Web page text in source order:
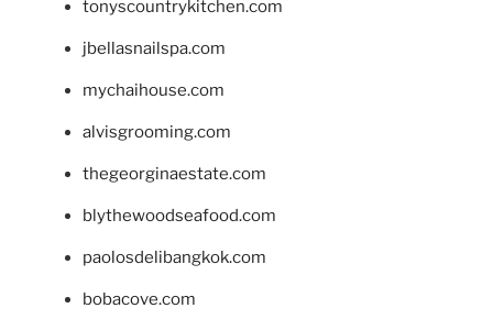
tonyscountrykitchen.com
jbellasnailspa.com
mychaihouse.com
alvisgrooming.com
thegeorginaestate.com
blythewoodseafood.com
paolosdelibangkok.com
bobacove.com